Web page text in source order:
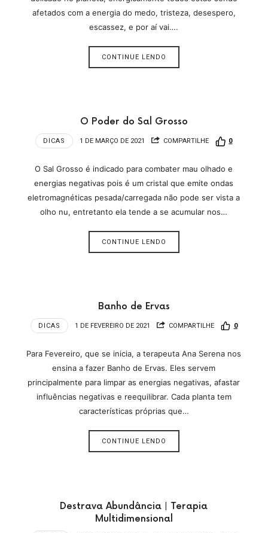
afetados com a energia do medo, tristeza, desespero,
escassez, e por aí vai….
CONTINUE LENDO
O Poder do Sal Grosso
DICAS 1 DE MARÇO DE 2021 COMPARTILHE 0
O Sal Grosso é indicado para combater mau olhado e
energias negativas pois é um cristal que emite ondas
eletromagnéticas pesada/carregada não pode ser vista a
olho nu, entretanto ela tende a se acumular nos…
CONTINUE LENDO
Banho de Ervas
DICAS 1 DE FEVEREIRO DE 2021 COMPARTILHE 0
Para Fevereiro, que se inicia, a terapeuta Ana Serena nos
ensina a fazer Banho de Ervas. Eles servem
principalmente para limpar as energias negativas, afastar
influências negativas e reequilibrar. Cada planta tem
características próprias que…
CONTINUE LENDO
Destrava Abundância | Terapia
Multidimensional